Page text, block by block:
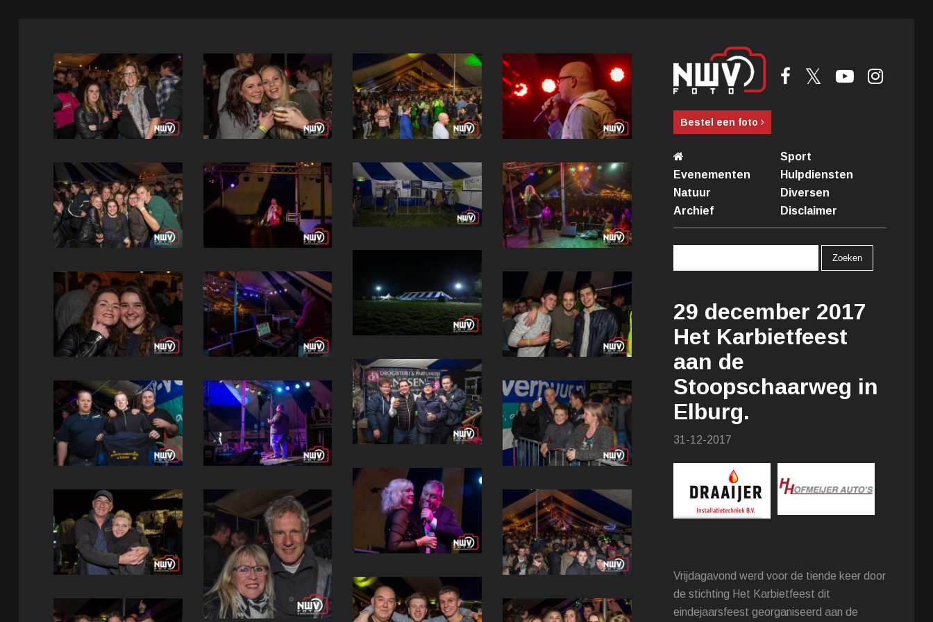
Bestel een foto
Sport
Evenementen
Hulpdiensten
Natuur
Diversen
Archief
Disclaimer
29 december 2017
Het Karbietfeest
aan de
Stoopschaarweg in
Elburg.
31-12-2017
Vrijdagavond werd voor de tiende keer door
de stichting Het Karbietfeest dit
eindejaarsfeest georganiseerd aan de